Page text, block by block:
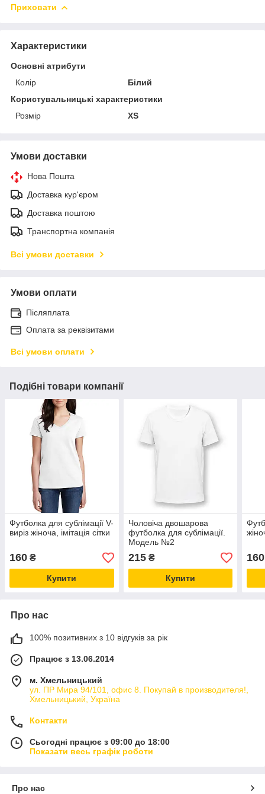
Приховати
Характеристики
Основні атрибути
Колір
Білий
Користувальницькі характеристики
Розмір
XS
Умови доставки
Нова Пошта
Доставка кур'єром
Доставка поштою
Транспортна компанія
Всі умови доставки
Умови оплати
Післяплата
Оплата за реквізитами
Всі умови оплати
Подібні товари компанії
Футболка для сублімації V-
виріз жіноча, імітація сітки
160 ₴
Купити
Чоловіча двошарова
футболка для сублімації.
Модель №2
215₴
Купити
160
Про нас
100% позитивних з 10 відгуків за рік
Працює з 13.06.2014
м. Хмельницький
ул. ПР Мира 94/101, офис 8. Покупай в производителя!,
Хмельницький, Україна
Контакти
Сьогодні працює з 09:00 до 18:00
Показати весь графік роботи
Про нас